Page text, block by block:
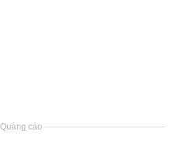
Quảng cáo